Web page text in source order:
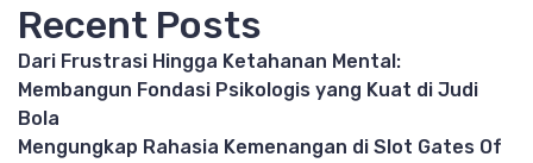
Recent Posts
Dari Frustrasi Hingga Ketahanan Mental:
Membangun Fondasi Psikologis yang Kuat di Judi
Bola
Mengungkap Rahasia Kemenangan di Slot Gates Of